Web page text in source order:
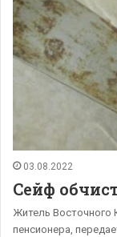
03.08.2022
Сейф
Житель Восточного
пенсионера,